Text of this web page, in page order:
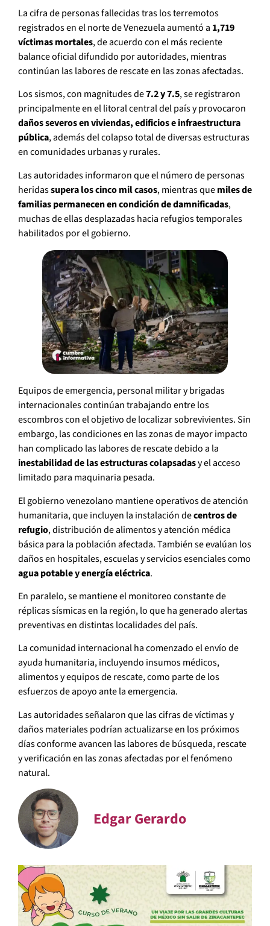
La cifra de personas fallecidas tras los terremotos
registrados en el norte de Venezuela aumentó a 1,719
víctimas mortales, de acuerdo con el más reciente
balance oficial difundido por autoridades, mientras
continúan las labores de rescate en las zonas afectadas.
Los sismos, con magnitudes de7.2 y 7.5, se registraron
principalmente en el litoral central del país y provocaron
daños severos en viviendas, edificios e infraestructura
pública, además del colapso total de diversas estructuras
en comunidades urbanas y rurales.
Las autoridades informaron que el número de personas
heridassupera los cinco mil casos, mientras quemiles de
familias permanecen en condición de damnificadas,
muchas de ellas desplazadas hacia refugios temporales
habilitados por el gobierno.
Equipos de emergencia, personal militar y brigadas
internacionales continúan trabajando entre los
escombros con el objetivo de localizar sobrevivientes. Sin
embargo, las condiciones en las zonas de mayor impacto
han complicado las labores de rescate debido a la
inestabilidad de las estructuras colapsadasy el acceso
limitado para maquinaria pesada.
El gobierno venezolano mantiene operativos de atención
humanitaria, que incluyen la instalación decentros de
refugio, distribución de alimentos y atención médica
básica para la población afectada. También se evalúan los
daños en hospitales, escuelas y servicios esenciales como
agua potable y energía eléctrica.
En paralelo, se mantiene el monitoreo constante de
réplicas sísmicas en la región, lo que ha generado alertas
preventivas en distintas localidades del país.
La comunidad internacional ha comenzado el envío de
ayuda humanitaria, incluyendo insumos médicos,
alimentos y equipos de rescate, como parte de los
esfuerzos de apoyo ante la emergencia.
Las autoridades señalaron que las cifras de víctimas y
daños materiales podrían actualizarse en los próximos
días conforme avancen las labores de búsqueda, rescate
y verificación en las zonas afectadas por el fenómeno
natural.
Edgar Gerardo